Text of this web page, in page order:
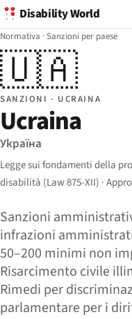
Disability World
Normativa ·Sanzioni per paese
🇺🇦
SANZIONI · UCRAINA
Ucraina
Україна
Legge sui fondamenti della
disabilità (Law 875-XII) ·
Sanzioni
infrazioni
50–200 minimi non
Risarcimento civile
Rimedi per
parlamentare per i